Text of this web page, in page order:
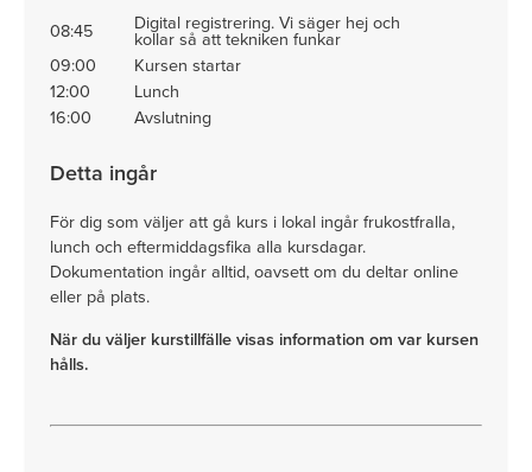
08:45
Digital registrering. Vi säger hej och
kollar så att tekniken funkar
09:00
Kursen startar
12:00
Lunch
16:00
Avslutning
Detta ingår
För dig som väljer att gå kurs i lokal ingår frukostfralla,
lunch och eftermiddagsfika alla kursdagar.
Dokumentation ingår alltid, oavsett om du deltar online
eller på plats.
När du väljer kurstillfälle visas information om var kursen
hålls.